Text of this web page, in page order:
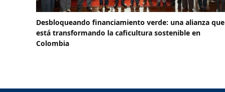
Desbloqueando financiamiento verde: una alianza que
está transformando la caficultura sostenible en
Colombia